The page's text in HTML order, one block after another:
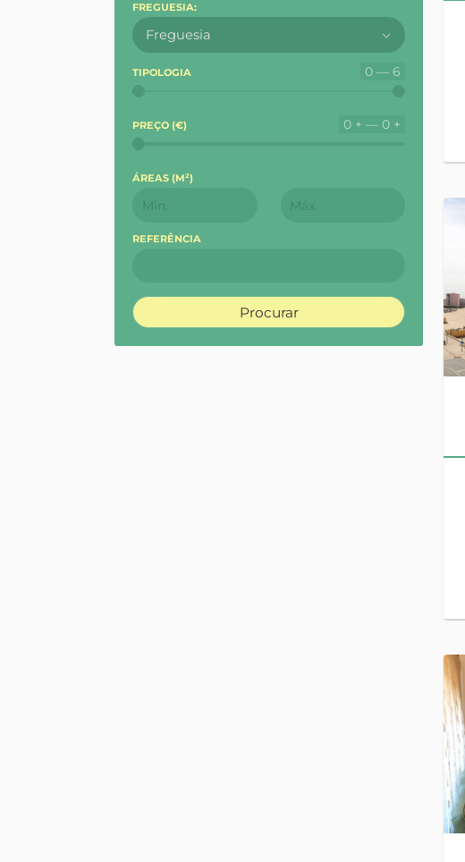
FREGUESIA:
Freguesia
TIPOLOGIA 0 — 6
PREÇO (€) 0 + — 0 +
ÁREAS (M²)
REFERÊNCIA
Procurar